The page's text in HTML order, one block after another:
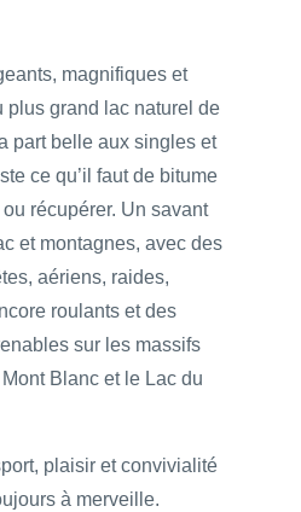
magnifiques et
plus grand lac naturel de
part belle aux singles et
ce qu’il faut de bitume
ou récupérer. Un savant
et montagnes, avec des
aériens, raides,
roulants et des
sur les massifs
Blanc et le Lac du
plaisir et convivialité
à merveille.